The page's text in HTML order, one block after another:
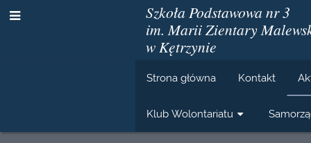
Szkoła Podstawowa nr 3
im. Marii Zientary
w Kętrzynie
Strona główna Kontakt
Klub Wolontariatu